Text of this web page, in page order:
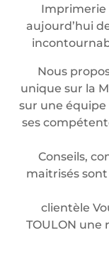
Imprimerie
aujourd’hui
Nous
unique sur la
sur une
ses
Conseils,
maitrisés
clientèle
TOULON une